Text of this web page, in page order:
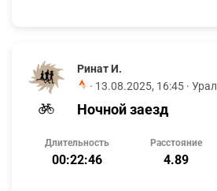
Ринат И.
· 13.08.2025, 16:45 · Урал
Ночной заезд
Длительность
00:22:46
Расстояние
4.89